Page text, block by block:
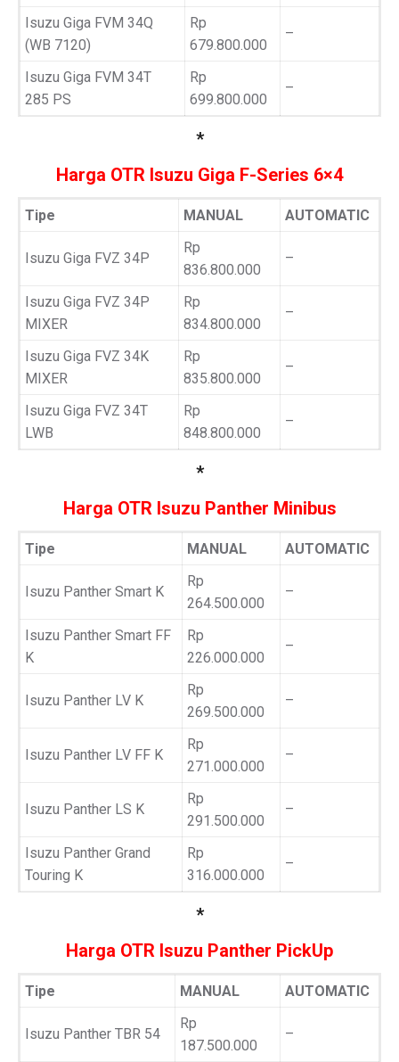
Isuzu Giga FVM 34Q
(WB 7120)
Rp
679.800.000
–
Isuzu Giga FVM 34T
285 PS
Rp
699.800.000
–
*
Harga OTR Isuzu Giga F-Series 6×4
Tipe MANUAL AUTOMATIC
Isuzu Giga FVZ 34P
Rp
836.800.000
–
Isuzu Giga FVZ 34P
MIXER
Rp
834.800.000
–
Isuzu Giga FVZ 34K
MIXER
Rp
835.800.000
–
Isuzu Giga FVZ 34T
LWB
Rp
848.800.000
–
*
Harga OTR Isuzu Panther Minibus
Tipe MANUAL AUTOMATIC
Isuzu Panther Smart K
Rp
264.500.000
–
Isuzu Panther Smart FF
K
Rp
226.000.000
–
Isuzu Panther LV K
Rp
269.500.000
–
Isuzu Panther LV FF K
Rp
271.000.000
–
Isuzu Panther LS K
Rp
291.500.000
–
Isuzu Panther Grand
Touring K
Rp
316.000.000
–
*
Harga OTR Isuzu Panther PickUp
Tipe MANUAL AUTOMATIC
Isuzu Panther TBR 54
Rp
187.500.000
–